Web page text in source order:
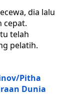
dia lalu
cepat.
telah
pelatih.
Pitha
Dunia